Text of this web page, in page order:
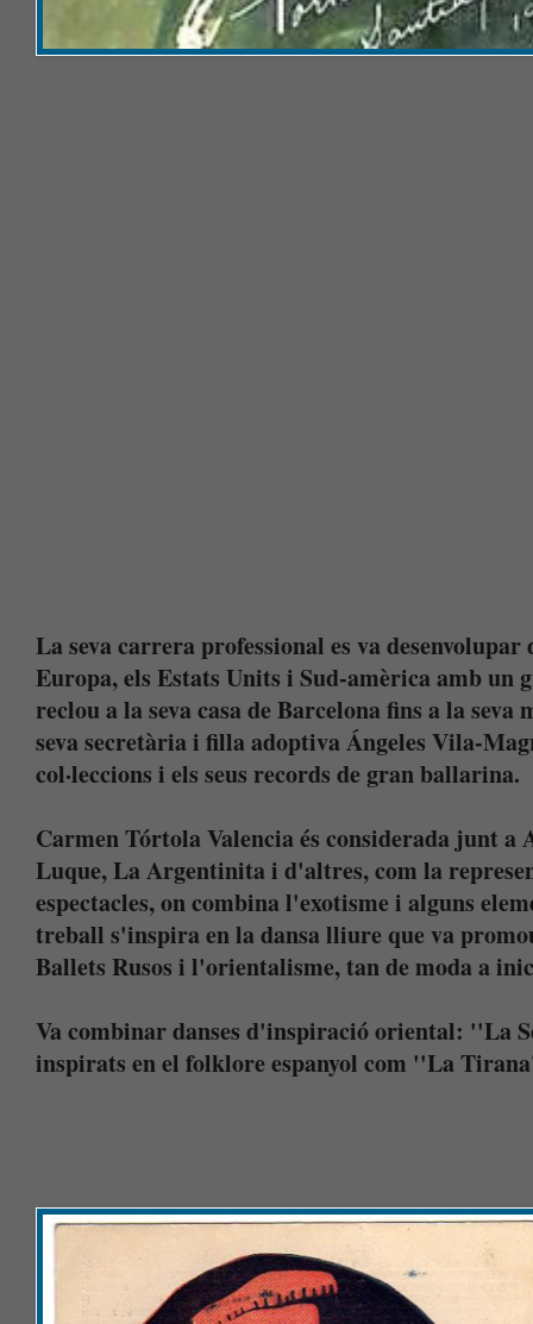
La seva carrera professional es va desenvolupar
Europa, els Estats Units i Sud-amèrica amb un
reclou a la seva casa de Barcelona fins a la
seva secretària i filla adoptiva Ángeles Vila-
col·leccions i els seus records de gran ballarina.
Carmen Tórtola Valencia és considerada junt
Luque, La Argentinita i d'altres, com la
espectacles, on combina l'exotisme i alguns
treball s'inspira en la dansa lliure que va
Ballets Rusos i l'orientalisme, tan de moda a
Va combinar danses d'inspiració oriental: ''La
inspirats en el folklore espanyol com ''La